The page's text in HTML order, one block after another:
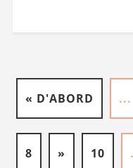
« D'ABORD ...
8 » 10